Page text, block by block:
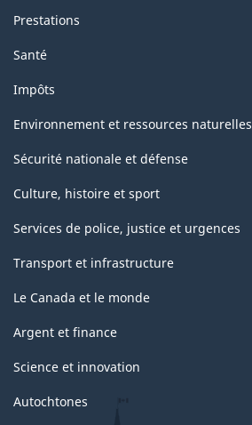
Prestations
Santé
Impôts
Environnement et ressources naturelles
Sécurité nationale et défense
Culture, histoire et sport
Services de police, justice et urgences
Transport et infrastructure
Le Canada et le monde
Argent et finance
Science et innovation
Autochtones